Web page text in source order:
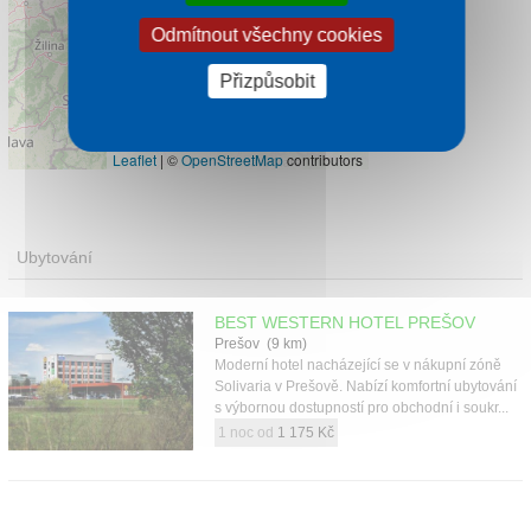
Leaflet | ©OpenStreetMapcontributors
Ubytování
BEST WESTERN HOTEL PREŠOV
Prešov (9 km)
Moderní hotel nacházející se v nákupní zóně
Solivaria v Prešově. Nabízí komfortní ubytování
s výbornou dostupností pro obchodní i soukr...
1 noc od 1 175 Kč
Odmítnout všechny cookies
Přizpůsobit